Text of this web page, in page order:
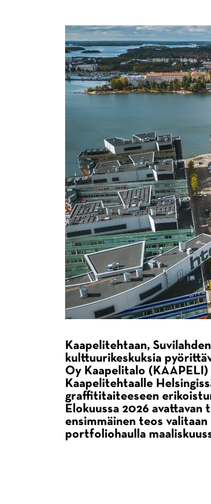
Kaapelitehtaan,
kulttuurikeskuksia
Oy Kaapelitalo (KAAPELI)
Kaapelitehtaalle
graffititaiteeseen
Elokuussa 2026 avattavan
ensimmäinen teos valitaan
portfoliohaulla